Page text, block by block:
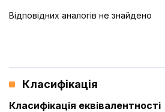
Відповідних аналогів не знайдено
Класифікація
Класифікація еквівалентності